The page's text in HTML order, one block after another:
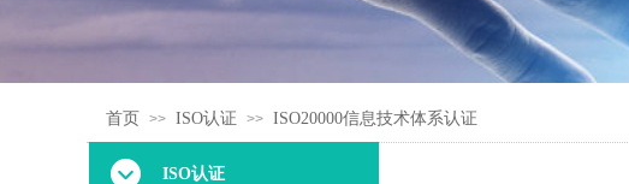
首页 >> ISO认证 >> ISO20000信息技术体系认证
ISO认证